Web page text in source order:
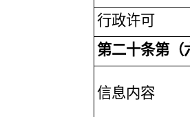
行政许可
第二十条第（
信息内容